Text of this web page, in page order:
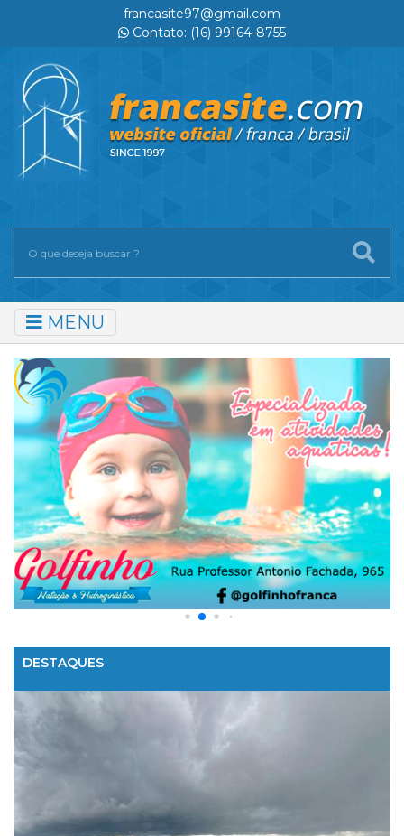
francasite97@gmail.com
Contato: (16) 99164-8755
MENU
DESTAQUES